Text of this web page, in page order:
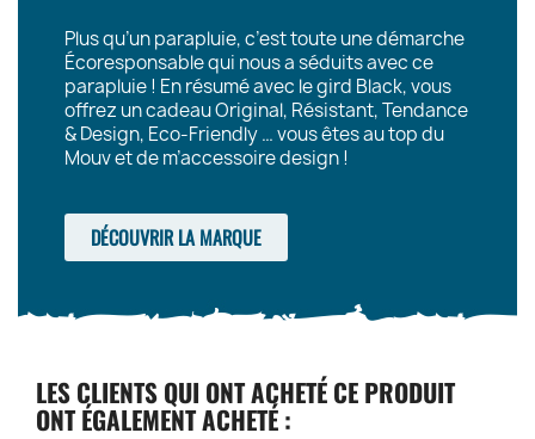
Plus qu’un parapluie, c’est toute une démarche
Écoresponsable qui nous a séduits avec ce
parapluie ! En résumé avec le gird Black, vous
offrez un cadeau Original, Résistant, Tendance
& Design, Eco-Friendly … vous êtes au top du
Mouv et de m’accessoire design !
DÉCOUVRIR LA MARQUE
LES CLIENTS QUI ONT ACHETÉ CE PRODUIT
ONT ÉGALEMENT ACHETÉ :